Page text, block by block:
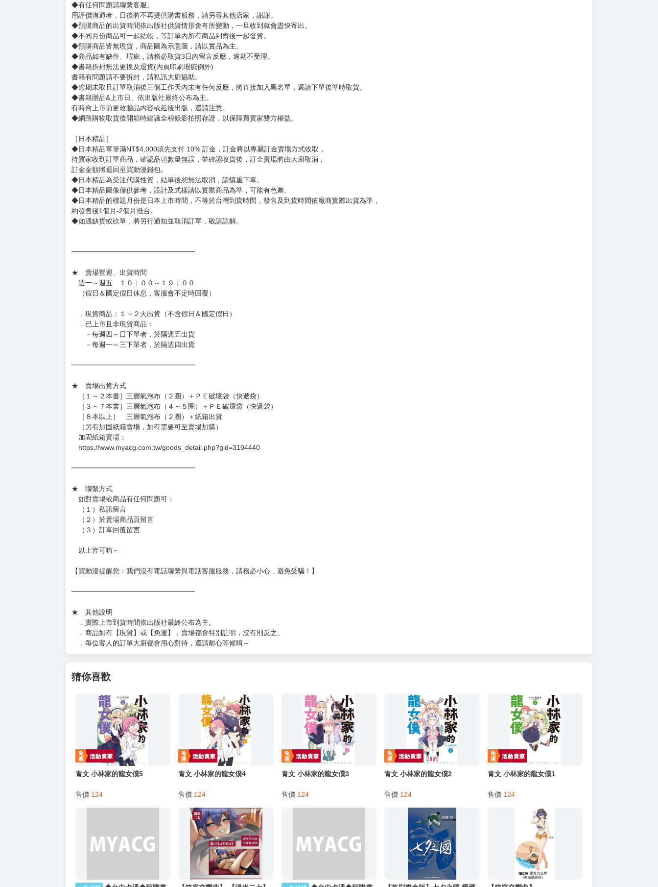
◆有任何問題請聯繫客服。
用評價溝通者，日後將不再提供購書服務，請另尋其他店家，謝謝。
◆預購商品的出貨時間依出版社供貨情形會有所變動，一旦收到就會盡快寄出。
◆不同月份商品可一起結帳，等訂單內所有商品到齊後一起發貨。
◆預購商品皆無現貨，商品圖為示意圖，請以實品為主。
◆商品如有缺件、瑕疵，請務必取貨3日內留言反應，逾期不受理。
◆書籍拆封無法更換及退貨(內頁印刷瑕疵例外)
書籍有問題請不要拆封，請私訊大廚協助。
◆逾期未取且訂單取消後三個工作天內未有任何反應，將直接加入黑名單，還請下單後準時取貨。
◆書籍贈品&上市日、依出版社最終公布為主。
有時會上市前更改贈品內容或延後出版，還請注意。
◆網路購物取貨後開箱時建議全程錄影拍照存證，以保障買賣家雙方權益。
［日本精品］
◆日本精品單筆滿NT$4,000須先支付 10% 訂金，訂金將以專屬訂金賣場方式收取，
待買家收到訂單商品，確認品項數量無誤，並確認收貨後，訂金賣場將由大廚取消，
訂金金額將退回至買動漫錢包。
◆日本精品為受注代購性質，結單後恕無法取消，請慎重下單。
◆日本精品圖像僅供參考，設計及式樣請以實際商品為準，可能有色差。
◆日本精品的標題月份是日本上市時間，不等於台灣到貨時間，發售及到貨時間依廠商實際出貨為準，
約發售後1個月-2個月抵台。
◆如遇缺貨或砍單，將另行通知並取消訂單，敬請諒解。
━━━━━━━━━━━━━━━━━━
★ 賣場營運、出貨時間
週一～週五 １０：００～１９：００
（假日＆國定假日休息，客服會不定時回覆）
．現貨商品：１～２天出貨（不含假日＆國定假日）
．已上市且非現貨商品：
－每週四～日下單者，於隔週五出貨
－每週一～三下單者，於隔週四出貨
━━━━━━━━━━━━━━━━━━
★ 賣場出貨方式
［１～２本書］三層氣泡布（２圈）＋ＰＥ破壞袋（快遞袋）
［３～７本書］三層氣泡布（４～５圈）＋ＰＥ破壞袋（快遞袋）
［８本以上］ 三層氣泡布（２圈）＋紙箱出貨
（另有加固紙箱賣場，如有需要可至賣場加購）
加固紙箱賣場：
https://www.myacg.com.tw/goods_detail.php?gid=3104440
━━━━━━━━━━━━━━━━━━
★ 聯繫方式
如對賣場或商品有任何問題可：
（１）私訊留言
（２）於賣場商品頁留言
（３）訂單回覆留言
以上皆可唷～
【買動漫提醒您：我們沒有電話聯繫與電話客服服務，請務必小心，避免受騙！】
━━━━━━━━━━━━━━━━━━
★ 其他說明
．實際上市到貨時間依出版社最終公布為主。
．商品如有【現貨】或【免運】，賣場都會特別註明，沒有則反之。
．每位客人的訂單大廚都會用心對待，還請耐心等候唷～
猜你喜歡
青文 小林家的龍女僕5
售價 124
青文 小林家的龍女僕4
售價 124
青文 小林家的龍女僕3
售價 124
青文 小林家的龍女僕2
售價 124
青文 小林家的龍女僕1
售價 124